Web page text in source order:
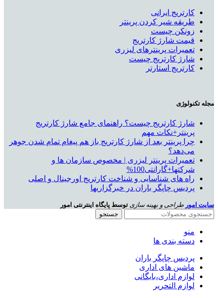
کارتریج ایرانی
طریقه شیر کردن پرینتر
زونکن چیست
قیمت شارژ کارتریج
تعمیرات پرینترهای لیزری
شارژ کارتریج چیست
کارتریج استارتر
مجله تکنولوژی
شارژ کارتریج چیست؟ راهنمای جامع شارژ کارتریج
پرینتر+نکات مهم
چرا پرینتر بعد از شارژ کارتریج باز هم پیغام تمام شدن جوهر
می‌دهد؟
تعمیرات پرینتر لیزری | مخصوص سازمان ها و
شرکتها+گارانتی100%
راه های شناسایی و شناخت کارتریج اورجینال و اصلی
پردیس چاپگر باران در خبرگزاریها
سایت امور طراحی و بهینه سازی توسط پایگاه اینترنتی امور
جستجو
منو
دسته بندی ها
پردیس چاپگر باران
ماشین های اداری
لوازم اداری،بایگانی
لوازم التحریر